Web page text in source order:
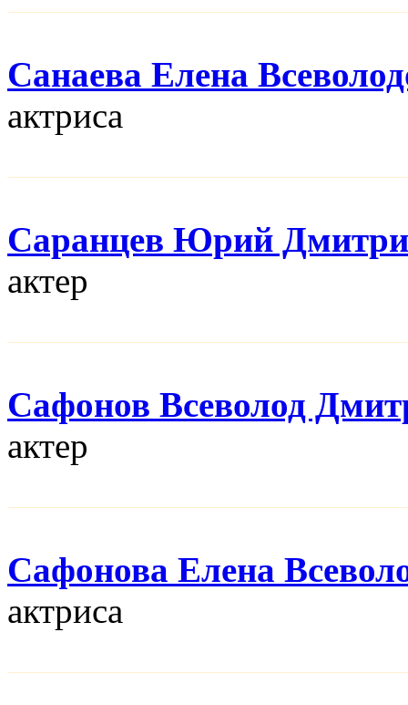
Санаева Елена
актриса
Саранцев Юрий
актер
Сафонов Всеволод
актер
Сафонова Елена
актриса